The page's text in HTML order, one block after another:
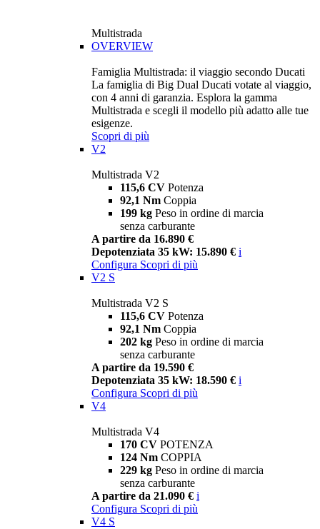
Multistrada
OVERVIEW
Famiglia Multistrada: il viaggio secondo Ducati
La famiglia di Big Dual Ducati votate al viaggio,
con 4 anni di garanzia. Esplora la gamma
Multistrada e scegli il modello più adatto alle tue
esigenze.
Scopri di più
V2
Multistrada V2
115,6 CV Potenza
92,1 Nm Coppia
199 kg Peso in ordine di marcia
senza carburante
A partire da 16.890 €
Depotenziata 35 kW: 15.890 € i
Configura Scopri di più
V2 S
Multistrada V2 S
115,6 CV Potenza
92,1 Nm Coppia
202 kg Peso in ordine di marcia
senza carburante
A partire da 19.590 €
Depotenziata 35 kW: 18.590 € i
Configura Scopri di più
V4
Multistrada V4
170 CV POTENZA
124 Nm COPPIA
229 kg Peso in ordine di marcia
senza carburante
A partire da 21.090 € i
Configura Scopri di più
V4 S